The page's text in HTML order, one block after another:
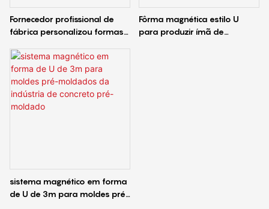
Fornecedor profissional de
fábrica personalizou formas
concreto pré-moldado
Fôrma magnética estilo U
para produzir ímã de
sistema magnético em forma
de U de 3m para moldes pré-